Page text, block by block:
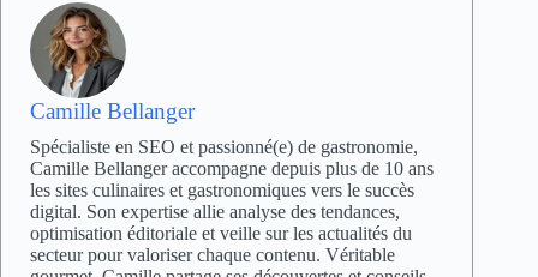
Camille Bellanger
Spécialiste en SEO et passionné(e) de gastronomie,
Camille Bellanger accompagne depuis plus de 10 ans
les sites culinaires et gastronomiques vers le succès
digital. Son expertise allie analyse des tendances,
optimisation éditoriale et veille sur les actualités du
secteur pour valoriser chaque contenu. Véritable